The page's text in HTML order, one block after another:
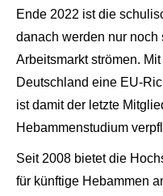
Ende 2022 ist die
danach werden nur noch
Arbeitsmarkt strömen.
Deutschland eine EU-
ist damit der letzte
Hebammenstudium
Seit 2008 bietet die
für künftige Hebammen